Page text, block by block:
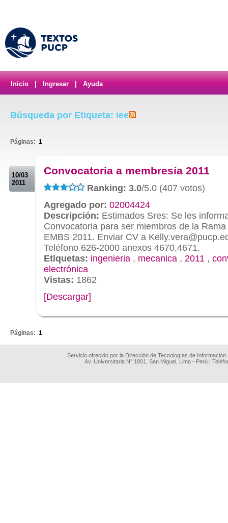
Inicio Ingresar Ayuda
Búsqueda por Etiqueta: iee
Páginas: 1
10/03
2011
Convocatoria a membresía 2011
Ranking: 3.0/5.0 (407 votos)
Agregado por: 02004424
Descripción: Estimados Sres: Se les
Convocatoria para ser miembros de la
EMBS 2011. Enviar CV a
Teléfono 626-2000 anexos 4670,4671.
Etiquetas: ingenieria , mecanica , 2011 ,
electrónica
Vistas: 1862
[Descargar]
Páginas: 1
Servicio ofrecido por la Dirección de Tecnologías de
Av. Universitaria N° 1801, San Miguel, Lima - Perú |